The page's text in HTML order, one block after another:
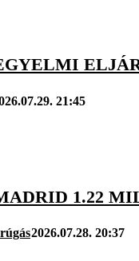
21:45
1.22
2026.07.28. 20:37